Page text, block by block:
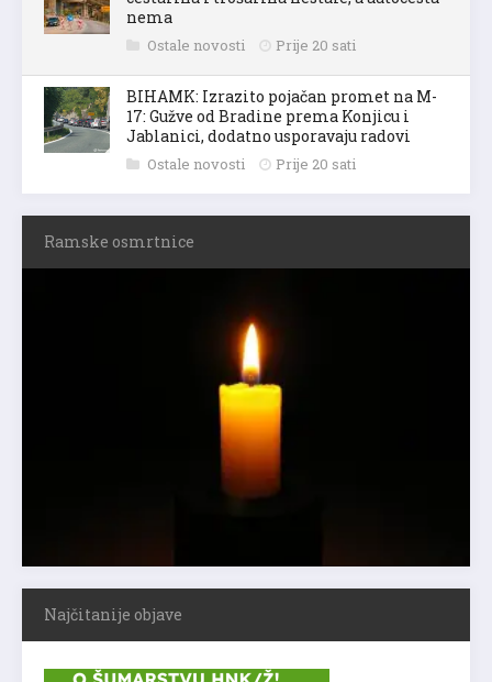
nema
Ostale novosti Prije 20 sati
BIHAMK: Izrazito pojačan promet na M-
17: Gužve od Bradine prema Konjicu i
Jablanici, dodatno usporavaju radovi
Ostale novosti Prije 20 sati
Ramske osmrtnice
Najčitanije objave